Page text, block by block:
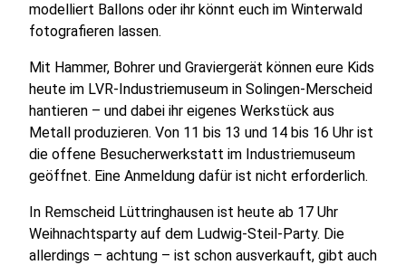
modelliert Ballons oder ihr könnt euch im Winterwald
fotografieren lassen.
Mit Hammer, Bohrer und Graviergerät können eure Kids
heute im LVR-Industriemuseum in Solingen-Merscheid
hantieren – und dabei ihr eigenes Werkstück aus
Metall produzieren. Von 11 bis 13 und 14 bis 16 Uhr ist
die offene Besucherwerkstatt im Industriemuseum
geöffnet. Eine Anmeldung dafür ist nicht erforderlich.
In Remscheid Lüttringhausen ist heute ab 17 Uhr
Weihnachtsparty auf dem Ludwig-Steil-Party. Die
allerdings – achtung – ist schon ausverkauft, gibt auch